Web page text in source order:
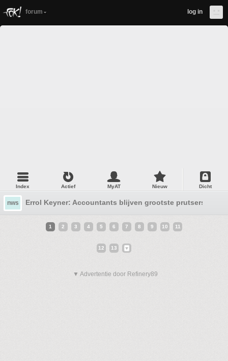
forum log in
Index Actief MyAT Nieuw Dicht
nws Errol Keyner: Accountants blijven grootste prutsers
1 2 3 4 5 6 7 8 9 10 11
12 13
▼ Advertentie door Refinery89